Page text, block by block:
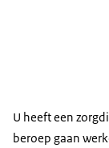
U heeft een
beroep gaan